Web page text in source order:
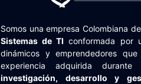
Somos una empresa Colombiana
Sistemas de TI conformada por
dinámicos y emprendedores
experiencia adquirida
investigación, desarrollo y